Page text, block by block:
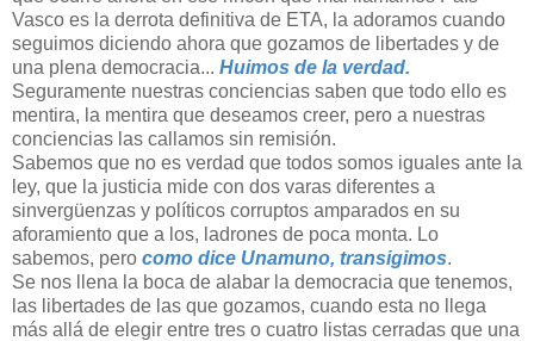
Vasco es la derrota definitiva de ETA, la adoramos cuando
seguimos diciendo ahora que gozamos de libertades y de
una plena democracia... Huimos de la verdad.
Seguramente nuestras conciencias saben que todo ello es
mentira, la mentira que deseamos creer, pero a nuestras
conciencias las callamos sin remisión.
Sabemos que no es verdad que todos somos iguales ante la
ley, que la justicia mide con dos varas diferentes a
sinvergüenzas y políticos corruptos amparados en su
aforamiento que a los, ladrones de poca monta. Lo
sabemos, pero como dice Unamuno, transigimos.
Se nos llena la boca de alabar la democracia que tenemos,
las libertades de las que gozamos, cuando esta no llega
más allá de elegir entre tres o cuatro listas cerradas que una